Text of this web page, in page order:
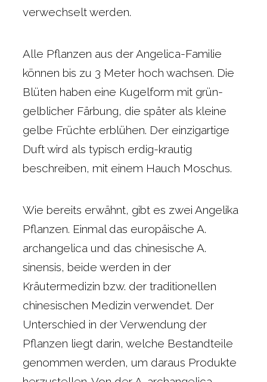
verwechselt werden.
Alle Pflanzen aus der Angelica-Familie
können bis zu 3 Meter hoch wachsen. Die
Blüten haben eine Kugelform mit grün-
gelblicher Färbung, die später als kleine
gelbe Früchte erblühen. Der einzigartige
Duft wird als typisch erdig-krautig
beschreiben, mit einem Hauch Moschus.
Wie bereits erwähnt, gibt es zwei Angelika
Pflanzen. Einmal das europäische A.
archangelica und das chinesische A.
sinensis, beide werden in der
Kräutermedizin bzw. der traditionellen
chinesischen Medizin verwendet. Der
Unterschied in der Verwendung der
Pflanzen liegt darin, welche Bestandteile
genommen werden, um daraus Produkte